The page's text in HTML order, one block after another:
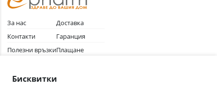
За нас
Контакти
Полезни връзки
Общи условия
Доставка
Гаранция
Плащане
Бисквитки